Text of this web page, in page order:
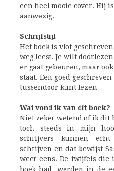
een heel mooie cover. Hij
aanwezig.
Schrijfstijl
Het boek is vlot
weg leest. Je wilt
er gaat gebeuren, maar
staat. Een goed
tussendoor kunt lezen.
Wat vond ik van dit boek?
Niet zeker wetend of ik dit
toch steeds in mijn
schrijvers kunnen
schrijven en dat bewijst
weer eens. De twijfels
boek had, werden in de